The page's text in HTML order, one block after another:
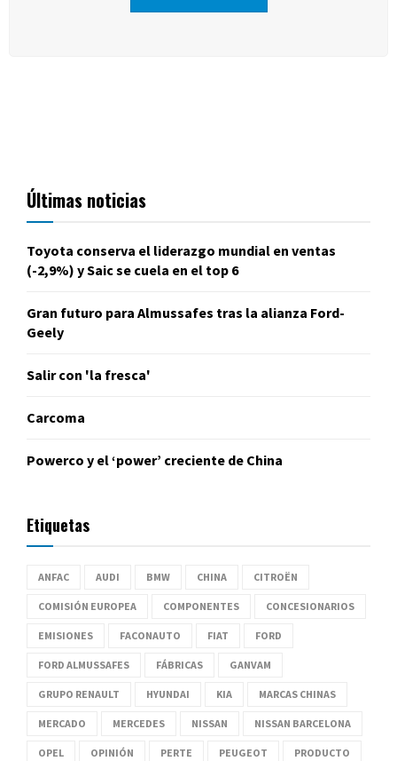
Últimas noticias
Toyota conserva el liderazgo mundial en ventas
(-2,9%) y Saic se cuela en el top 6
Gran futuro para Almussafes tras la alianza Ford-
Geely
Salir con 'la fresca'
Carcoma
Powerco y el ‘power’ creciente de China
Etiquetas
ANFAC AUDI BMW CHINA CITROËN
COMISIÓN EUROPEA COMPONENTES CONCESIONARIOS
EMISIONES FACONAUTO FIAT FORD
FORD ALMUSSAFES FÁBRICAS GANVAM
GRUPO RENAULT HYUNDAI KIA MARCAS CHINAS
MERCADO MERCEDES NISSAN NISSAN BARCELONA
OPEL OPINIÓN PERTE PEUGEOT PRODUCTO